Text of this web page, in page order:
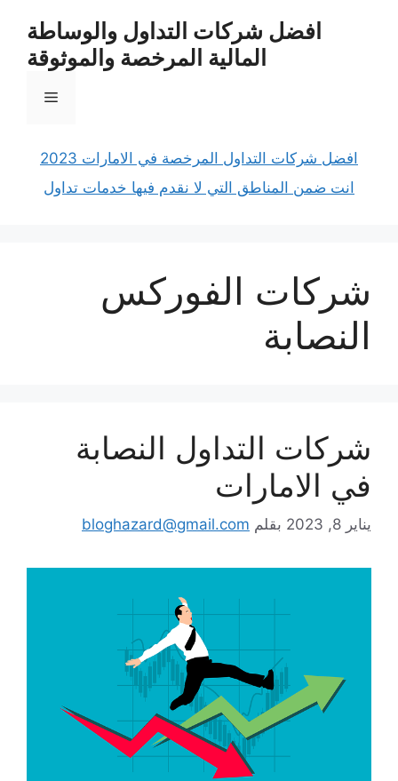
افضل شركات التداول والوساطة
المالية المرخصة والموثوقة
القائمة
افضل شركات التداول المرخصة في الامارات 2023
انت ضمن المناطق التي لا نقدم فيها خدمات تداول
شركات الفوركس
النصابة
شركات التداول النصابة
في الامارات
يناير 8, 2023 بقلم bloghazard@gmail.com